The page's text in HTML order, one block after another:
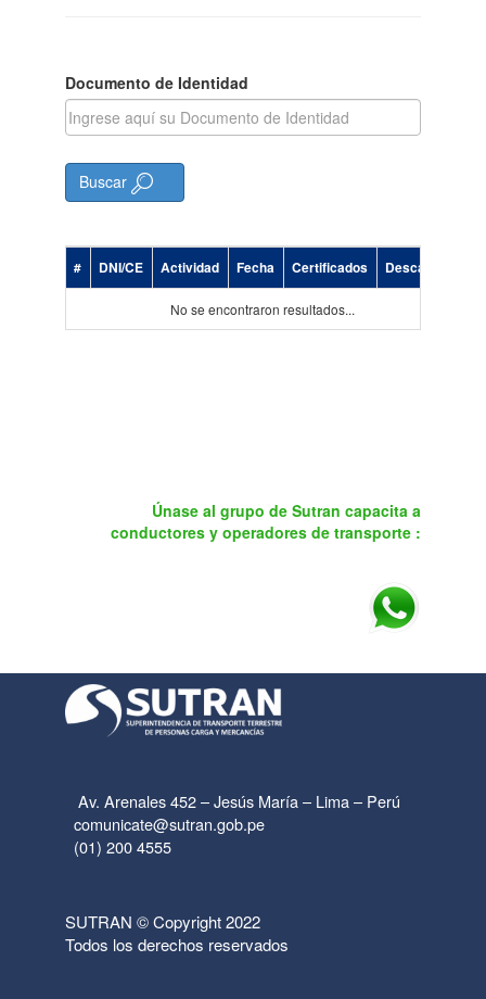
Documento de Identidad
Buscar
# DNI/CE Actividad Fecha Certificados Descargar
No se encontraron resultados...
Únase al grupo de Sutran capacita a
conductores y operadores de transporte :
Av. Arenales 452 – Jesús María – Lima – Perú
comunicate@sutran.gob.pe
(01) 200 4555
SUTRAN © Copyright 2022
Todos los derechos reservados